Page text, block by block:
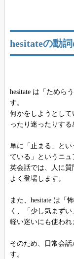
hesitateの動
hesitate は「ためら
す。
何かをしようとし
ったり迷ったりする
単に「止まる」と
ている」というニュ
英会話では、人に
よく登場します。
また、hesitate は「
く、「少し気まず
軽い迷いにも使われ
そのため、日常会
す。